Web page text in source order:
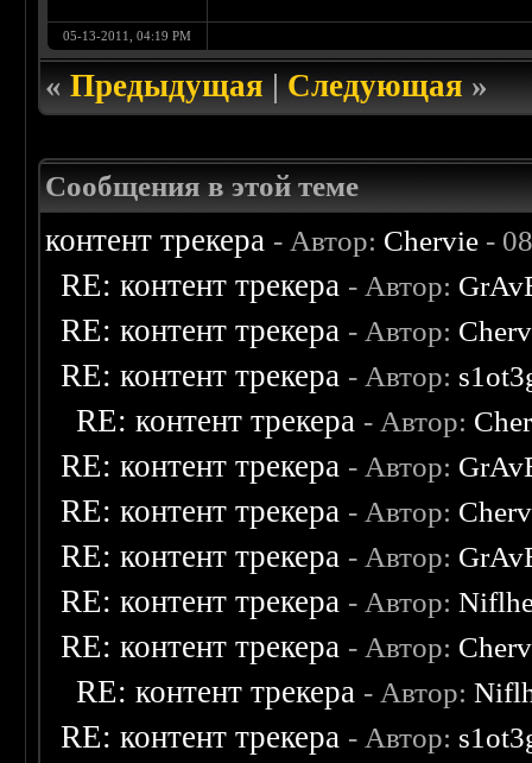
05-13-2011, 04:19 PM
«Предыдущая|Следующая»
Сообщения в этой теме
контент трекера - Автор: Chervie -
RE: контент трекера - Автор:
RE: контент трекера - Автор:
RE: контент трекера - Автор:
RE: контент трекера - Автор:
RE: контент трекера - Автор:
RE: контент трекера - Автор:
RE: контент трекера - Автор:
RE: контент трекера - Автор:
RE: контент трекера - Автор:
RE: контент трекера - Автор:
RE: контент трекера - Автор: